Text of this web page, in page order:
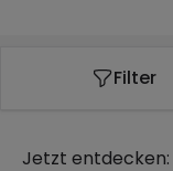
Filter
Jetzt entdecken: